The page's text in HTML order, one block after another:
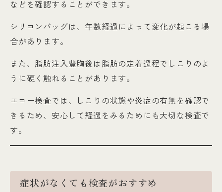
などを確認することができます。
シリコンバッグは、年数経過によって変化が起こる場
合があります。
また、脂肪注入豊胸後は脂肪の定着過程でしこりのよ
うに硬く触れることがあります。
エコー検査では、しこりの状態や炎症の有無を確認で
きるため、安心して経過をみるためにも大切な検査で
す。
症状がなくても検査がおすすめ